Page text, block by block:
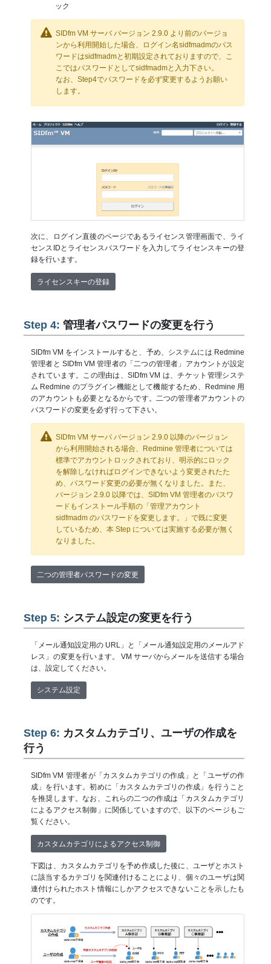
ック
SIDfm VM サーバ バージョン 2.9.0 より前のバージョ
ンから利用開始した場合、ログイン名sidfmadmのパス
ワードはsidfmadmと初期設定されておりますので、こ
こではパスワードとしてsidfmadmと入力下さい。
なお、Step4でパスワードを必ず変更するようお願い
します。
次に、ログイン直後のページであるライセンス管理画面で、ライ
センスIDとライセンスパスワードを入力してライセンスキーの登
録を行います。
ライセンスキーの登録
Step 4: 管理者パスワードの変更を行う
SIDfm VM をインストールすると、予め、システムには Redmine
管理者と SIDfm VM 管理者の「二つの管理者」アカウントが設定
されています。この理由は、SIDfm VM は、チケット管理システ
ム Redmine のプラグイン機能として機能するため、Redmine 用
のアカウントも必要となるからです。二つの管理者アカウントの
パスワードの変更を必ず行って下さい。
SIDfm VM サーバ バージョン 2.9.0 以降のバージョン
から利用開始される場合、Redmine 管理者については
標準でアカウントロックされており、明示的にロック
を解除しなければログインできないよう変更されたた
め、パスワード変更の必要が無くなりました。また、
バージョン 2.9.0 以降では、SIDfm VM 管理者のパスワ
ードもインストール手順の「管理アカウント
sidfmadm のパスワードを変更します。」で既に変更
しているため、本 Step については実施する必要が無く
なりました。
二つの管理者パスワードの変更
Step 5: システム設定の変更を行う
「メール通知設定用の URL」と「メール通知設定用のメールアド
レス」の変更を行います。 VM サーバからメールを送信する場合
は、設定してください。
システム設定
Step 6: カスタムカテゴリ、ユーザの作成を
行う
SIDfm VM 管理者が「カスタムカテゴリの作成」と「ユーザの作
成」を行います。初めに「カスタムカテゴリの作成」を行うこと
を推奨します。なお、これらの二つの作成は「カスタムカテゴリ
によるアクセス制御」に関係していますので、以下のページもご
覧ください。
カスタムカテゴリによるアクセス制御
下図は、カスタムカテゴリを予め作成した後に、ユーザとホスト
に該当するカテゴリを関連付けることにより、個々のユーザは関
連付けられたホスト情報にしかアクセスできないことを示したも
のです。